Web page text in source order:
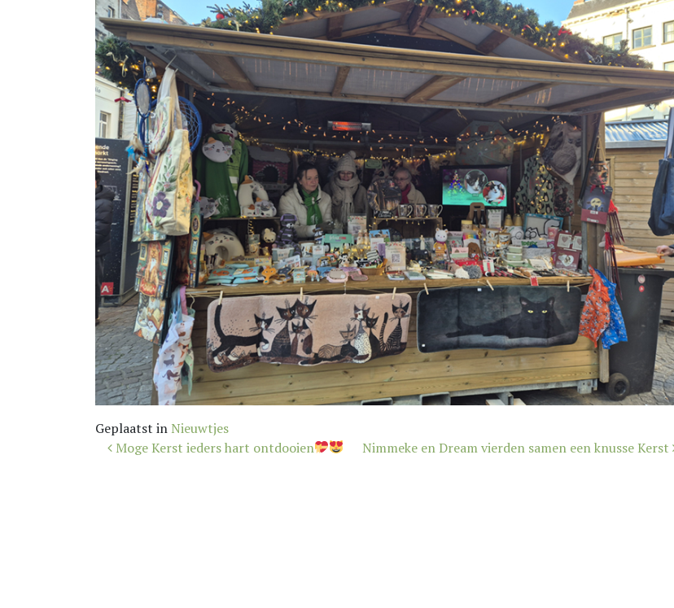
Geplaatst in Nieuwtjes
Bericht
navigatie
Moge Kerst ieders hart ontdooien Nimmeke en Dream vierden samen een knusse Kerst